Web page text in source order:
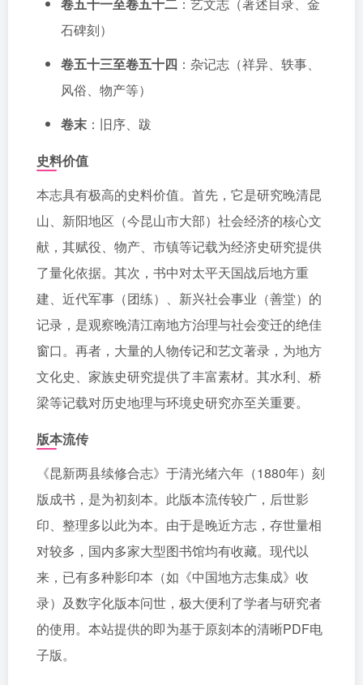
石碑刻）
卷五十三至卷五十四 ：杂记志（祥异、轶事、
风俗、物产等）
卷末 ：旧序、跋
史料价值
本志具有极高的史料价值。首先，它是研究晚清昆
山、新阳地区（今昆山市大部）社会经济的核心文
献，其赋役、物产、市镇等记载为经济史研究提供
了量化依据。其次，书中对太平天国战后地方重
建、近代军事（团练）、新兴社会事业（善堂）的
记录，是观察晚清江南地方治理与社会变迁的绝佳
窗口。再者，大量的人物传记和艺文著录，为地方
文化史、家族史研究提供了丰富素材。其水利、桥
梁等记载对历史地理与环境史研究亦至关重要。
版本流传
《昆新两县续修合志》于清光绪六年（1880年）刻
版成书，是为初刻本。此版本流传较广，后世影
印、整理多以此为本。由于是晚近方志，存世量相
对较多，国内多家大型图书馆均有收藏。现代以
来，已有多种影印本（如《中国地方志集成》收
录）及数字化版本问世，极大便利了学者与研究者
的使用。本站提供的即为基于原刻本的清晰PDF电
子版。